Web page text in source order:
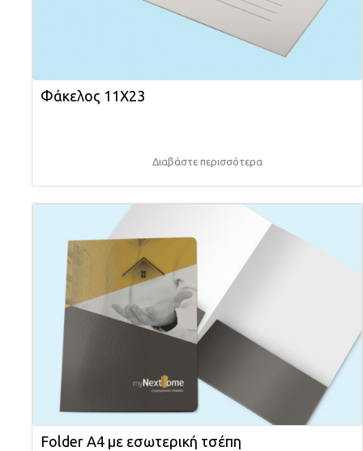
Φάκελος 11Χ23
Διαβάστε περισσότερα
Folder A4 με εσωτερική τσέπη